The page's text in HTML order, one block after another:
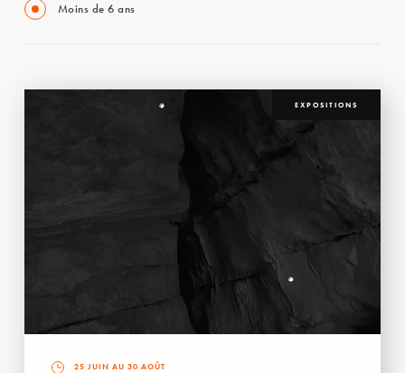
Moins de 6 ans
EXPOSITIONS
25 JUIN AU 30 AOÛT